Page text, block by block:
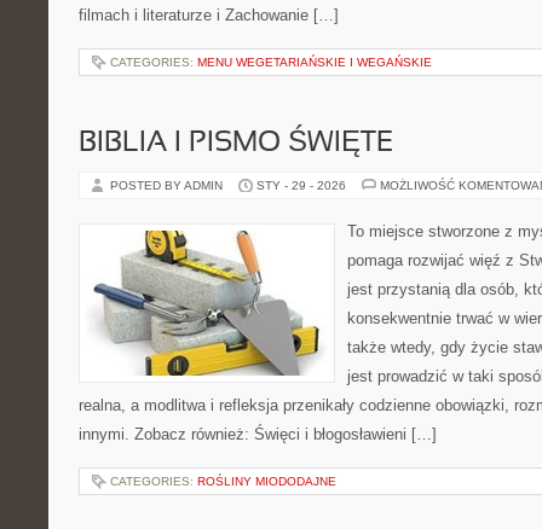
filmach i literaturze i Zachowanie […]
CATEGORIES: MENU WEGETARIAŃSKIE I WEGAŃSKIE
BIBLIA I PISMO ŚWIĘTE
POSTED BY ADMIN STY - 29 - 2026 MOŻLIWOŚĆ
To miejsce stworzone z
pomaga rozwijać więź z
jest przystanią dla osób,
konsekwentnie trwać w
także wtedy, gdy życie
jest prowadzić w taki
realna, a modlitwa i refleksja przenikały codzienne obowiązki,
innymi. Zobacz również: Święci i błogosławieni […]
CATEGORIES: ROŚLINY MIODODAJNE